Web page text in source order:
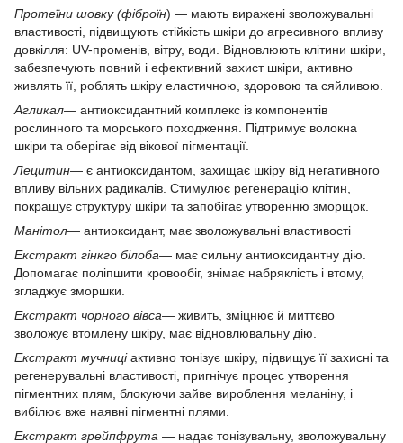
Протеїни шовку (фіброїн) — мають виражені зволожувальні
властивості, підвищують стійкість шкіри до агресивного впливу
довкілля: UV-променів, вітру, води. Відновлюють клітини шкіри,
забезпечують повний і ефективний захист шкіри, активно
живлять її, роблять шкіру еластичною, здоровою та сяйливою.
Агликал— антиоксидантний комплекс із компонентів
рослинного та морського походження. Підтримує волокна
шкіри та оберігає від вікової пігментації.
Лецитин— є антиоксидантом, захищає шкіру від негативного
впливу вільних радикалів. Стимулює регенерацію клітин,
покращує структуру шкіри та запобігає утворенню зморщок.
Манітол— антиоксидант, має зволожувальні властивості
Екстракт гінкго білоба— має сильну антиоксидантну дію.
Допомагає поліпшити кровообіг, знімає набряклість і втому,
згладжує зморшки.
Екстракт чорного вівса— живить, зміцнює й миттєво
зволожує втомлену шкіру, має відновлювальну дію.
Екстракт мучниціактивно тонізує шкіру, підвищує її захисні та
регенерувальні властивості, пригнічує процес утворення
пігментних плям, блокуючи зайве вироблення меланіну, і
вибілює вже наявні пігментні плями.
Екстракт грейпфрута — надає тонізувальну, зволожувальну